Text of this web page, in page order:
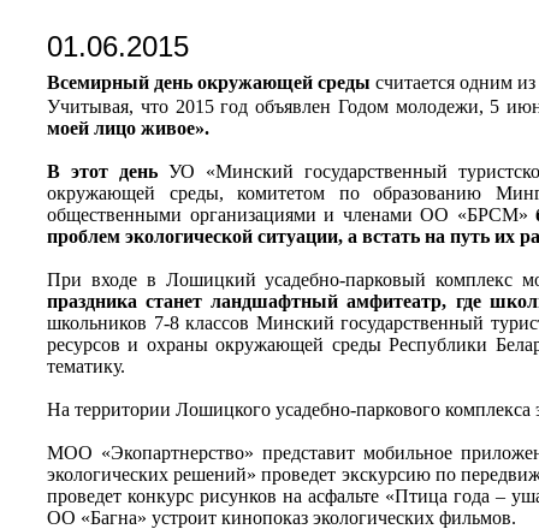
01.06.2015
Всемирный день окружающей среды считается одним
Учитывая, что 2015 год объявлен Годом молодежи, 5
моей лицо живое».
В этот день УО «Минский государственный
окружающей среды, комитетом по образованию
общественными организациями и членами ОО «БРСМ»
проблем экологической ситуации, а встать на путь их
При входе в Лошицкий усадебно-парковый комплекс
праздника станет ландшафтный амфитеатр, где
школьников 7-8 классов Минский государственный
ресурсов и охраны окружающей среды Республики
тематику.
На территории Лошицкого усадебно-паркового
МОО «Экопартнерство» представит мобильное
экологических решений» проведет экскурсию по
проведет конкурс рисунков на асфальте «Птица года –
ОО «Багна» устроит кинопоказ экологических фильмов.